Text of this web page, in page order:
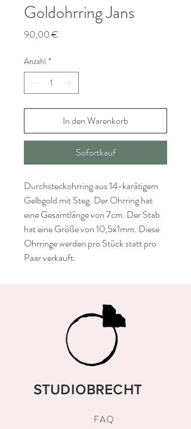
Goldohrring Jans
90,00 €
Anzahl *
In den Warenkorb
Sofortkauf
Durchsteckohrring aus 14-karätigem
Gelbgold mit Steg. Der Ohrring hat
eine Gesamtlänge von 7cm. Der Stab
hat eine Größe von 10,5x1mm. Diese
Ohrringe werden pro Stück statt pro
Paar verkauft.
STUDIOBRECHT
FAQ